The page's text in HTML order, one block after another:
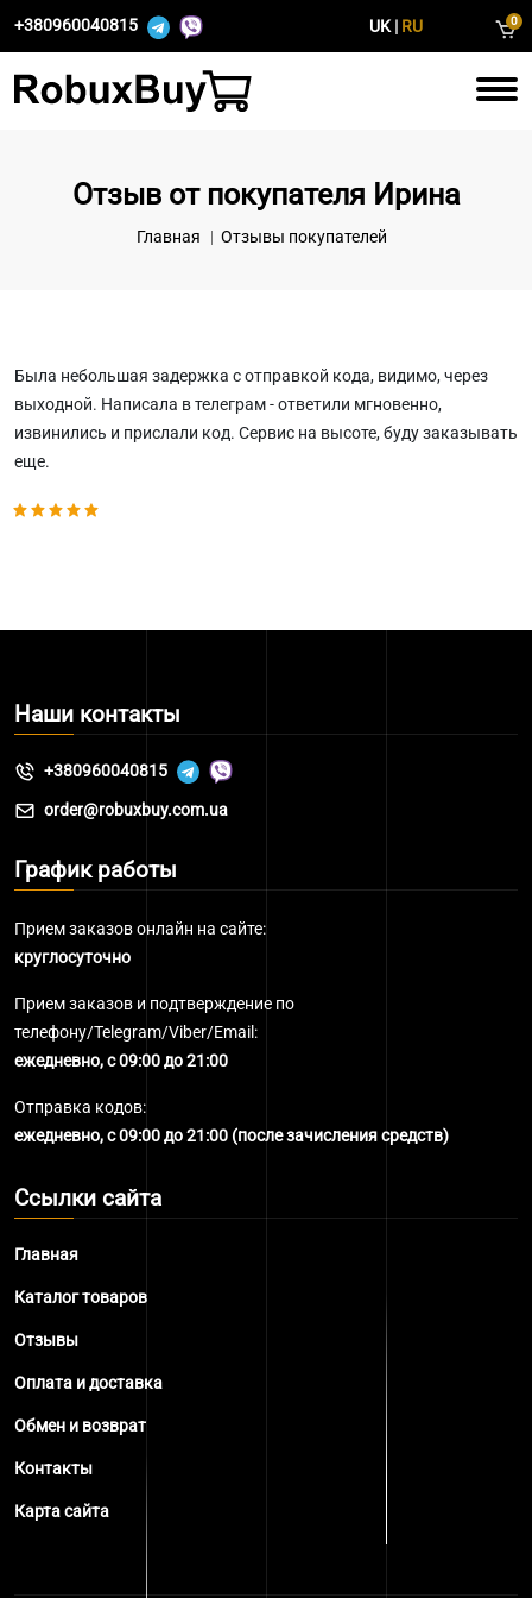
+380960040815 UK| RU 0
Отзыв от покупателя Ирина
Главная Отзывы покупателей
Была небольшая задержка с отправкой кода, видимо, через
выходной. Написала в телеграм - ответили мгновенно,
извинились и прислали код. Сервис на высоте, буду заказывать
еще.
Наши контакты
+380960040815
order@robuxbuy.com.ua
График работы
Прием заказов онлайн на сайте:
круглосуточно
Прием заказов и подтверждение по
телефону/Telegram/Viber/Email:
ежедневно, с 09:00 до 21:00
Отправка кодов:
ежедневно, с 09:00 до 21:00 (после зачисления средств)
Ссылки сайта
Главная
Каталог товаров
Отзывы
Оплата и доставка
Обмен и возврат
Контакты
Карта сайта